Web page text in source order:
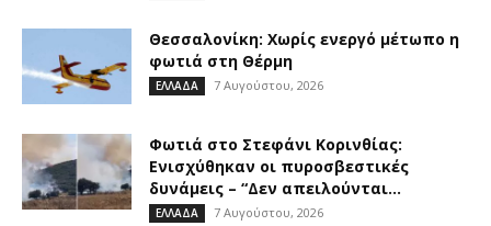
Θεσσαλονίκη: Χωρίς ενεργό μέτωπο η
φωτιά στη Θέρμη
ΕΛΛΑΔΑ 7 Αυγούστου, 2026
Φωτιά στο Στεφάνι Κορινθίας:
Ενισχύθηκαν οι πυροσβεστικές
δυνάμεις – “Δεν απειλούνται...
ΕΛΛΑΔΑ 7 Αυγούστου, 2026